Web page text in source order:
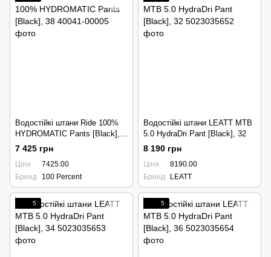
Водостійкі штани Ride 100%
HYDROMATIC Pants [Black],
38
7 425 грн
Ціна
7425.00
Бренд
100 Percent
Водостійкі штани LEATT MTB
5.0 HydraDri Pant [Black], 32
8 190 грн
Ціна
8190.00
Бренд
LEATT
5 5